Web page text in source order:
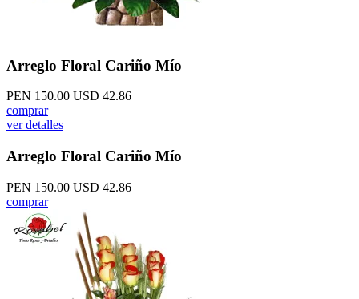
Arreglo Floral Cariño Mío
PEN 150.00 USD 42.86
comprar
ver detalles
Arreglo Floral Cariño Mío
PEN 150.00 USD 42.86
comprar